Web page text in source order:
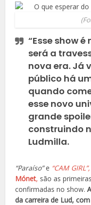
“Esse show
será a
nova era. Já
público há
quando
esse novo
grande
construindo
Ludmilla.
“Paraíso”e “CAM GIRL”,
Mónet, são as
confirmadas no show.
da carreira de Lud,